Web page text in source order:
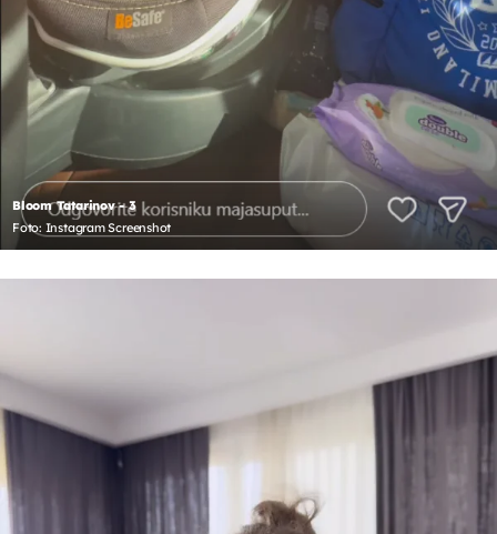
Bloom Tatarinov - 3
Foto: Instagram Screenshot